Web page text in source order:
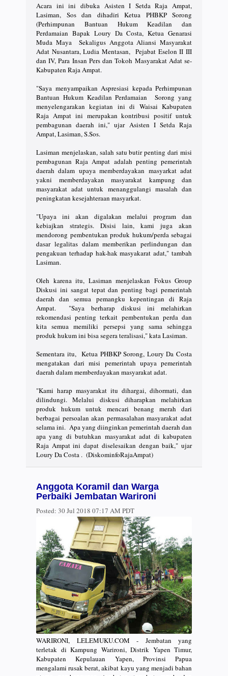
Acara ini ini dibuka Asisten I Setda Raja Ampat,
Lasiman, Sos dan dihadiri Ketua PHBKP Sorong
(Perhimpunan Bantuan Hukum Keadilan dan
Perdamaian Bapak Loury Da Costa, Ketua Genarasi
Muda Maya Sekaligus Anggota Aliansi Masyarakat
Adat Nusantara, Ludia Mentasan, Pejabat Eselon II III
dan IV, Para Insan Pers dan Tokoh Masyarakat Adat se-
Kabupaten Raja Ampat.
"Saya menyampaikan Aspresiasi kepada Perhimpunan
Bantuan Hukum Keadilan Perdamaian Sorong yang
menyelengarakan kegiatan ini di Waisai Kabupaten
Raja Ampat ini merupakan kontribusi positif untuk
pembagunan daerah ini," ujar Asisten I Setda Raja
Ampat, Lasiman, S.Sos.
Lasiman menjelaskan, salah satu butir penting dari misi
pembagunan Raja Ampat adalah penting pemerintah
daerah dalam upaya memberdayakan masyarkat adat
yakni memberdayakan masyarakat kampung dan
masyarakat adat untuk menanggulangi masalah dan
peningkatan kesejahteraan masyarkat.
"Upaya ini akan digalakan melalui program dan
kebiajkan strategis. Disisi lain, kami juga akan
mendorong pembentukan produk hukum/perda sebagai
dasar legalitas dalam memberikan perlindungan dan
pengakuan terhadap hak-hak masyakarat adat," tambah
Lasiman.
Oleh karena itu, Lasiman menjelaskan Fokus Group
Diskusi ini sangat tepat dan penting bagi pemerintah
daerah dan semua pemangku kepentingan di Raja
Ampat. "Saya berharap diskusi ini melahirkan
rekomendasi penting terkait pembentukan perda dan
kita semua memiliki persepsi yang sama sehingga
produk hukum ini bisa segera teralisasi," kata Lasiman.
Sementara itu, Ketua PHBKP Sorong, Loury Da Costa
mengatakan dari misi pemerintah upaya pemerintah
daerah dalam memberdayakan masyarakat adat.
"Kami harap masyarakat itu dihargai, dihormati, dan
dilindungi. Melalui diskusi diharapkan melahirkan
produk hukum untuk mencari benang merah dari
berbagai persoalan akan permasalahan masyarakat adat
selama ini. Apa yang diinginkan pemerintah daerah dan
apa yang di butuhkan masyarakat adat di kabupaten
Raja Ampat ini dapat diselesaikan dengan baik," ujar
Loury Da Costa . (DiskominfoRajaAmpat)
Anggota Koramil dan Warga
Perbaiki Jembatan Warironi
Posted: 30 Jul 2018 07:17 AM PDT
WARIRONI, LELEMUKU.COM - Jembatan yang
terletak di Kampung Warironi, Distrik Yapen Timur,
Kabupaten Kepulauan Yapen, Provinsi Papua
mengalami rusak berat, akibat kayu yang menjadi bahan